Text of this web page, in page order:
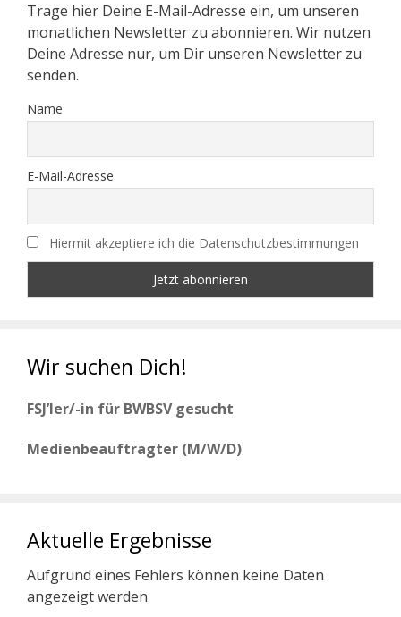
Trage hier Deine E-Mail-Adresse ein, um unseren
monatlichen Newsletter zu abonnieren. Wir nutzen
Deine Adresse nur, um Dir unseren Newsletter zu
senden.
Name
E-Mail-Adresse
Hiermit akzeptiere ich die Datenschutzbestimmungen
Wir suchen Dich!
FSJ’ler/-in für BWBSV gesucht
Medienbeauftragter (M/W/D)
Aktuelle Ergebnisse
Aufgrund eines Fehlers können keine Daten
angezeigt werden